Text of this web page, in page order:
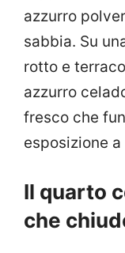
azzurro
sabbia. Su
rotto e
azzurro
fresco che
esposizione a
Il quarto
che